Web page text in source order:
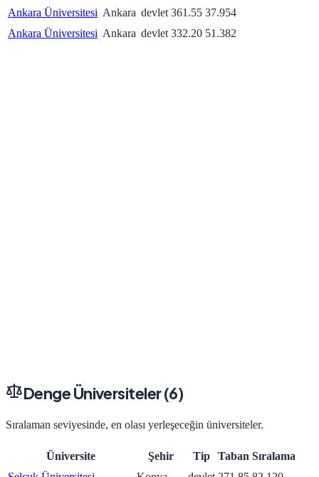
Ankara Üniversitesi Ankara devlet 361.55 37.954
Ankara Üniversitesi Ankara devlet 332.20 51.382
Denge Üniversiteler (6)
Sıralaman seviyesinde, en olası yerleşeceğin üniversiteler.
Üniversite Şehir Tip Taban Sıralama